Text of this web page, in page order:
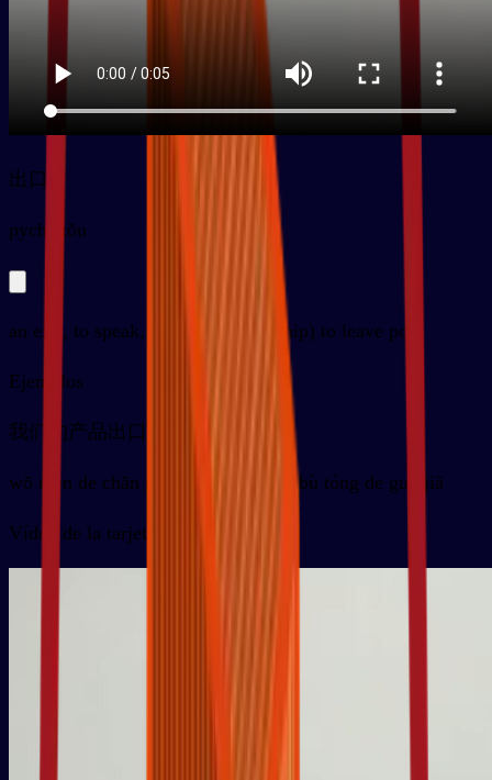
出口
pychūkǒu
an exit, to speak, to export; (of a ship) to leave port
Ejemplos
我们的产品出口到了不同的国家
wǒ mén de chǎn pǐn chū kǒu dào le bù tóng de guó jiā
Vídeo de la tarjeta